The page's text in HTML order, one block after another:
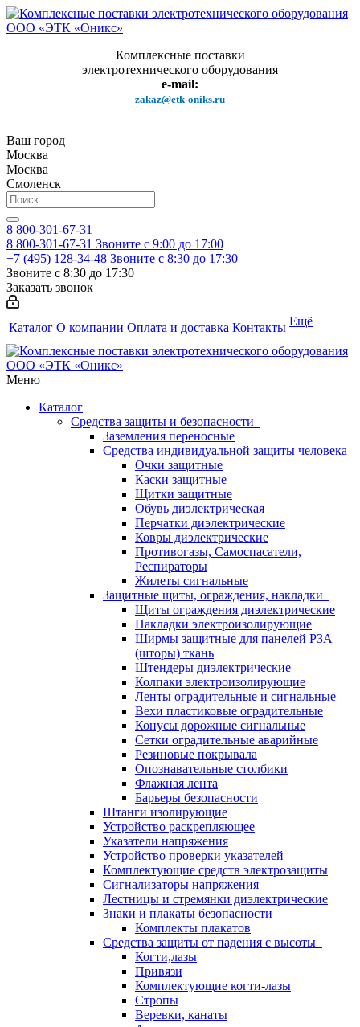
Комплексные поставки
электротехнического оборудования
e-mail:
zakaz@etk-oniks.ru
Ваш город
Москва
Москва
Смоленск
8 800-301-67-31
8 800-301-67-31 Звоните с 9:00 до 17:00
+7 (495) 128-34-48 Звоните с 8:30 до 17:30
Звоните с 8:30 до 17:30
Заказать звонок
Каталог О компании Оплата и доставка Контакты Ещё
Меню
Каталог
Средства защиты и безопасности
Заземления переносные
Средства индивидуальной защиты человека
Очки защитные
Каски защитные
Щитки защитные
Обувь диэлектрическая
Перчатки диэлектрические
Ковры диэлектрические
Противогазы, Самоспасатели,
Респираторы
Жилеты сигнальные
Защитные щиты, ограждения, накладки
Щиты ограждения диэлектрические
Накладки электроизолирующие
Ширмы защитные для панелей РЗА
(шторы) ткань
Штендеры диэлектрические
Колпаки электроизолирующие
Ленты оградительные и сигнальные
Вехи пластиковые оградительные
Конусы дорожные сигнальные
Сетки оградительные аварийные
Резиновые покрывала
Опознавательные столбики
Флажная лента
Барьеры безопасности
Штанги изолирующие
Устройство раскрепляющее
Указатели напряжения
Устройство проверки указателей
Комплектующие средств электрозащиты
Сигнализаторы напряжения
Лестницы и стремянки диэлектрические
Знаки и плакаты безопасности
Комплекты плакатов
Средства защиты от падения с высоты
Когти,лазы
Привязи
Комплектующие когти-лазы
Стропы
Веревки, канаты